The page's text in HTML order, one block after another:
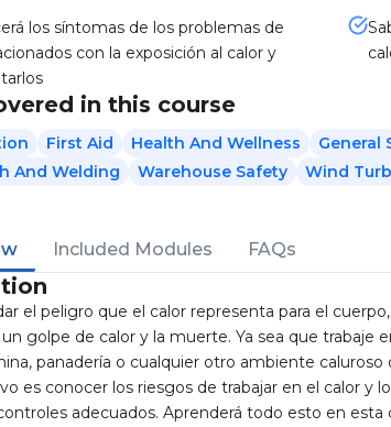
los síntomas de los problemas de
con la exposición al calor y
in this course
First Aid Health And Wellness General
And Welding
Warehouse Safety Wind
Included Modules FAQs
el peligro que el calor representa para el
golpe de calor y la muerte. Ya sea que trabaje
panadería o cualquier otro ambiente
es conocer los riesgos de trabajar en el calor y
adecuados. Aprenderá todo esto en